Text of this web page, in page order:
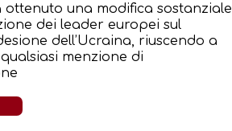
ottenuto una modifica sostanziale
dei leader europei sul
dell’Ucraina, riuscendo a
menzione di